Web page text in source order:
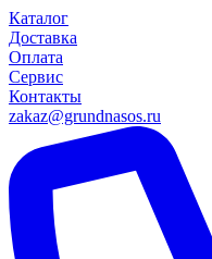
Каталог
Доставка
Оплата
Сервис
Контакты
zakaz@grundnasos.ru